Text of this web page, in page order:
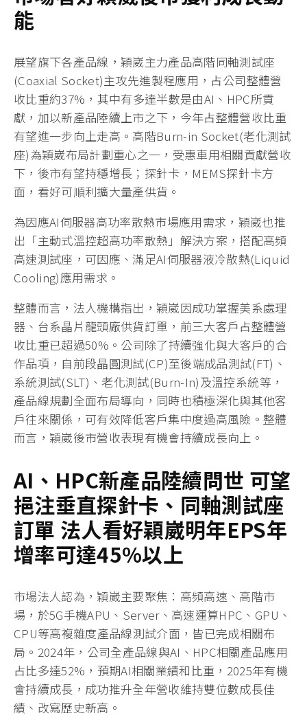
能
展望旗下各產品線，穎崴主力產品高階同軸測試座
(Coaxial Socket)主攻先進製程應用，占公司整體營
收比重約37%，其中有多達半數是由AI、HPC所貢
獻，加以新產品陸續上市之下，今年占整體營收比重
有望進一步向上走高。高階Burn-in Socket(老化測試
座)為穎崴布局計劃重心之一，受惠車用相關貢獻營收
下，後市有望持穩增長；探針卡，MEMS探針卡方
面，看好可順利擴大量產供貨。
為因應AI伺服器高功率散熱市場應用需求，穎崴也推
出「主動式溫控超高功率散熱」解決方案，搭配高頻
高速測試座，可因應、滿足AI伺服器液冷散熱(Liquid
Cooling)應用需求。
整體而言，法人機構指出，穎崴因成功掌握美系處理
器、台系晶片龍頭廠供貨訂單，前三大客戶占整體營
收比重已超過50%。公司除了持續強化與大客戶的合
作品項，自前段晶圓測試(CP)至後端成品測試(FT)、
系統測試(SLT)、老化測試(Burn-In)及溫控系統等，
產品線規劃全面布局導向，同時也積極深化與其他客
戶往來關係，可有效降低客戶集中度過高風險。整體
而言，穎崴後市營收表現有機會持續成長向上。
AI、 HPC新產品陸續問世 可望
挹注垂直探針卡、同軸測試座
訂單 法人看好穎崴明年EPS年
增率可達45%以上
市場法人認為，穎崴主要聚焦：高頻高速、高階市
場，於5G手機APU、Server、高速運算HPC、GPU、
CPU等高複雜度產品線測試介面，皆已完成相關布
局。2024年，公司全產品線與AI、HPC相關產品應用
占比多達52%，預期AI相關業績和比重，2025年有機
會持續成長，成功推升全年營收維持雙位數成長佳
績、改寫歷史新高。